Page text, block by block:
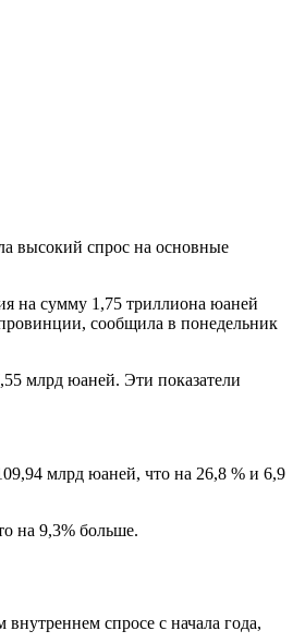
высокий спрос на основные
на сумму 1,75 триллиона юаней
сообщила в понедельник
млрд юаней. Эти показатели
млрд юаней, что на 26,8 % и 6,9
на 9,3% больше.
спросе с начала года,